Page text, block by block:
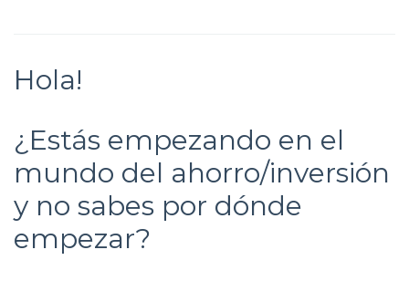
Hola!
¿Estás empezando en el
mundo del ahorro/inversión
y no sabes por dónde
empezar?